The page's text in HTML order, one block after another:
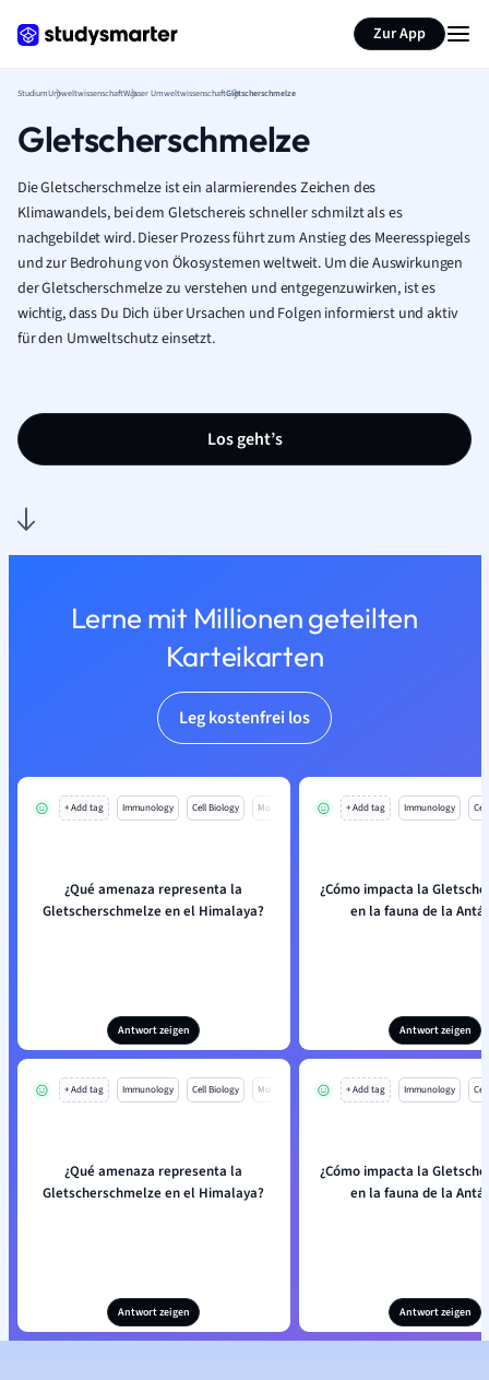
Zur App
StudiumUmweltwissenschaftWasser UmweltwissenschaftGletscherschmelze
Gletscherschmelze
Die Gletscherschmelze ist ein alarmierendes Zeichen des
Klimawandels, bei dem Gletschereis schneller schmilzt als es
nachgebildet wird. Dieser Prozess führt zum Anstieg des Meeresspiegels
und zur Bedrohung von Ökosystemen weltweit. Um die Auswirkungen
der Gletscherschmelze zu verstehen und entgegenzuwirken, ist es
wichtig, dass Du Dich über Ursachen und Folgen informierst und aktiv
für den Umweltschutz einsetzt.
Los geht’s
Lerne mit Millionen geteilten
Karteikarten
Leg kostenfrei los
+ Add tag Immunology Cell Biology Mo
¿Qué amenaza representa la
Gletscherschmelze en el Himalaya?
Antwort zeigen
+ Add tag Immunology
¿Cómo impacta la
en la fauna de la
Antwort zeigen
+ Add tag Immunology Cell Biology Mo
¿Qué amenaza representa la
Gletscherschmelze en el Himalaya?
Antwort zeigen
+ Add tag Immunology
¿Cómo impacta la
en la fauna de la
Antwort zeigen